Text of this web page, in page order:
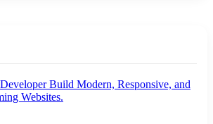
Build Modern, Responsive, and
Websites.